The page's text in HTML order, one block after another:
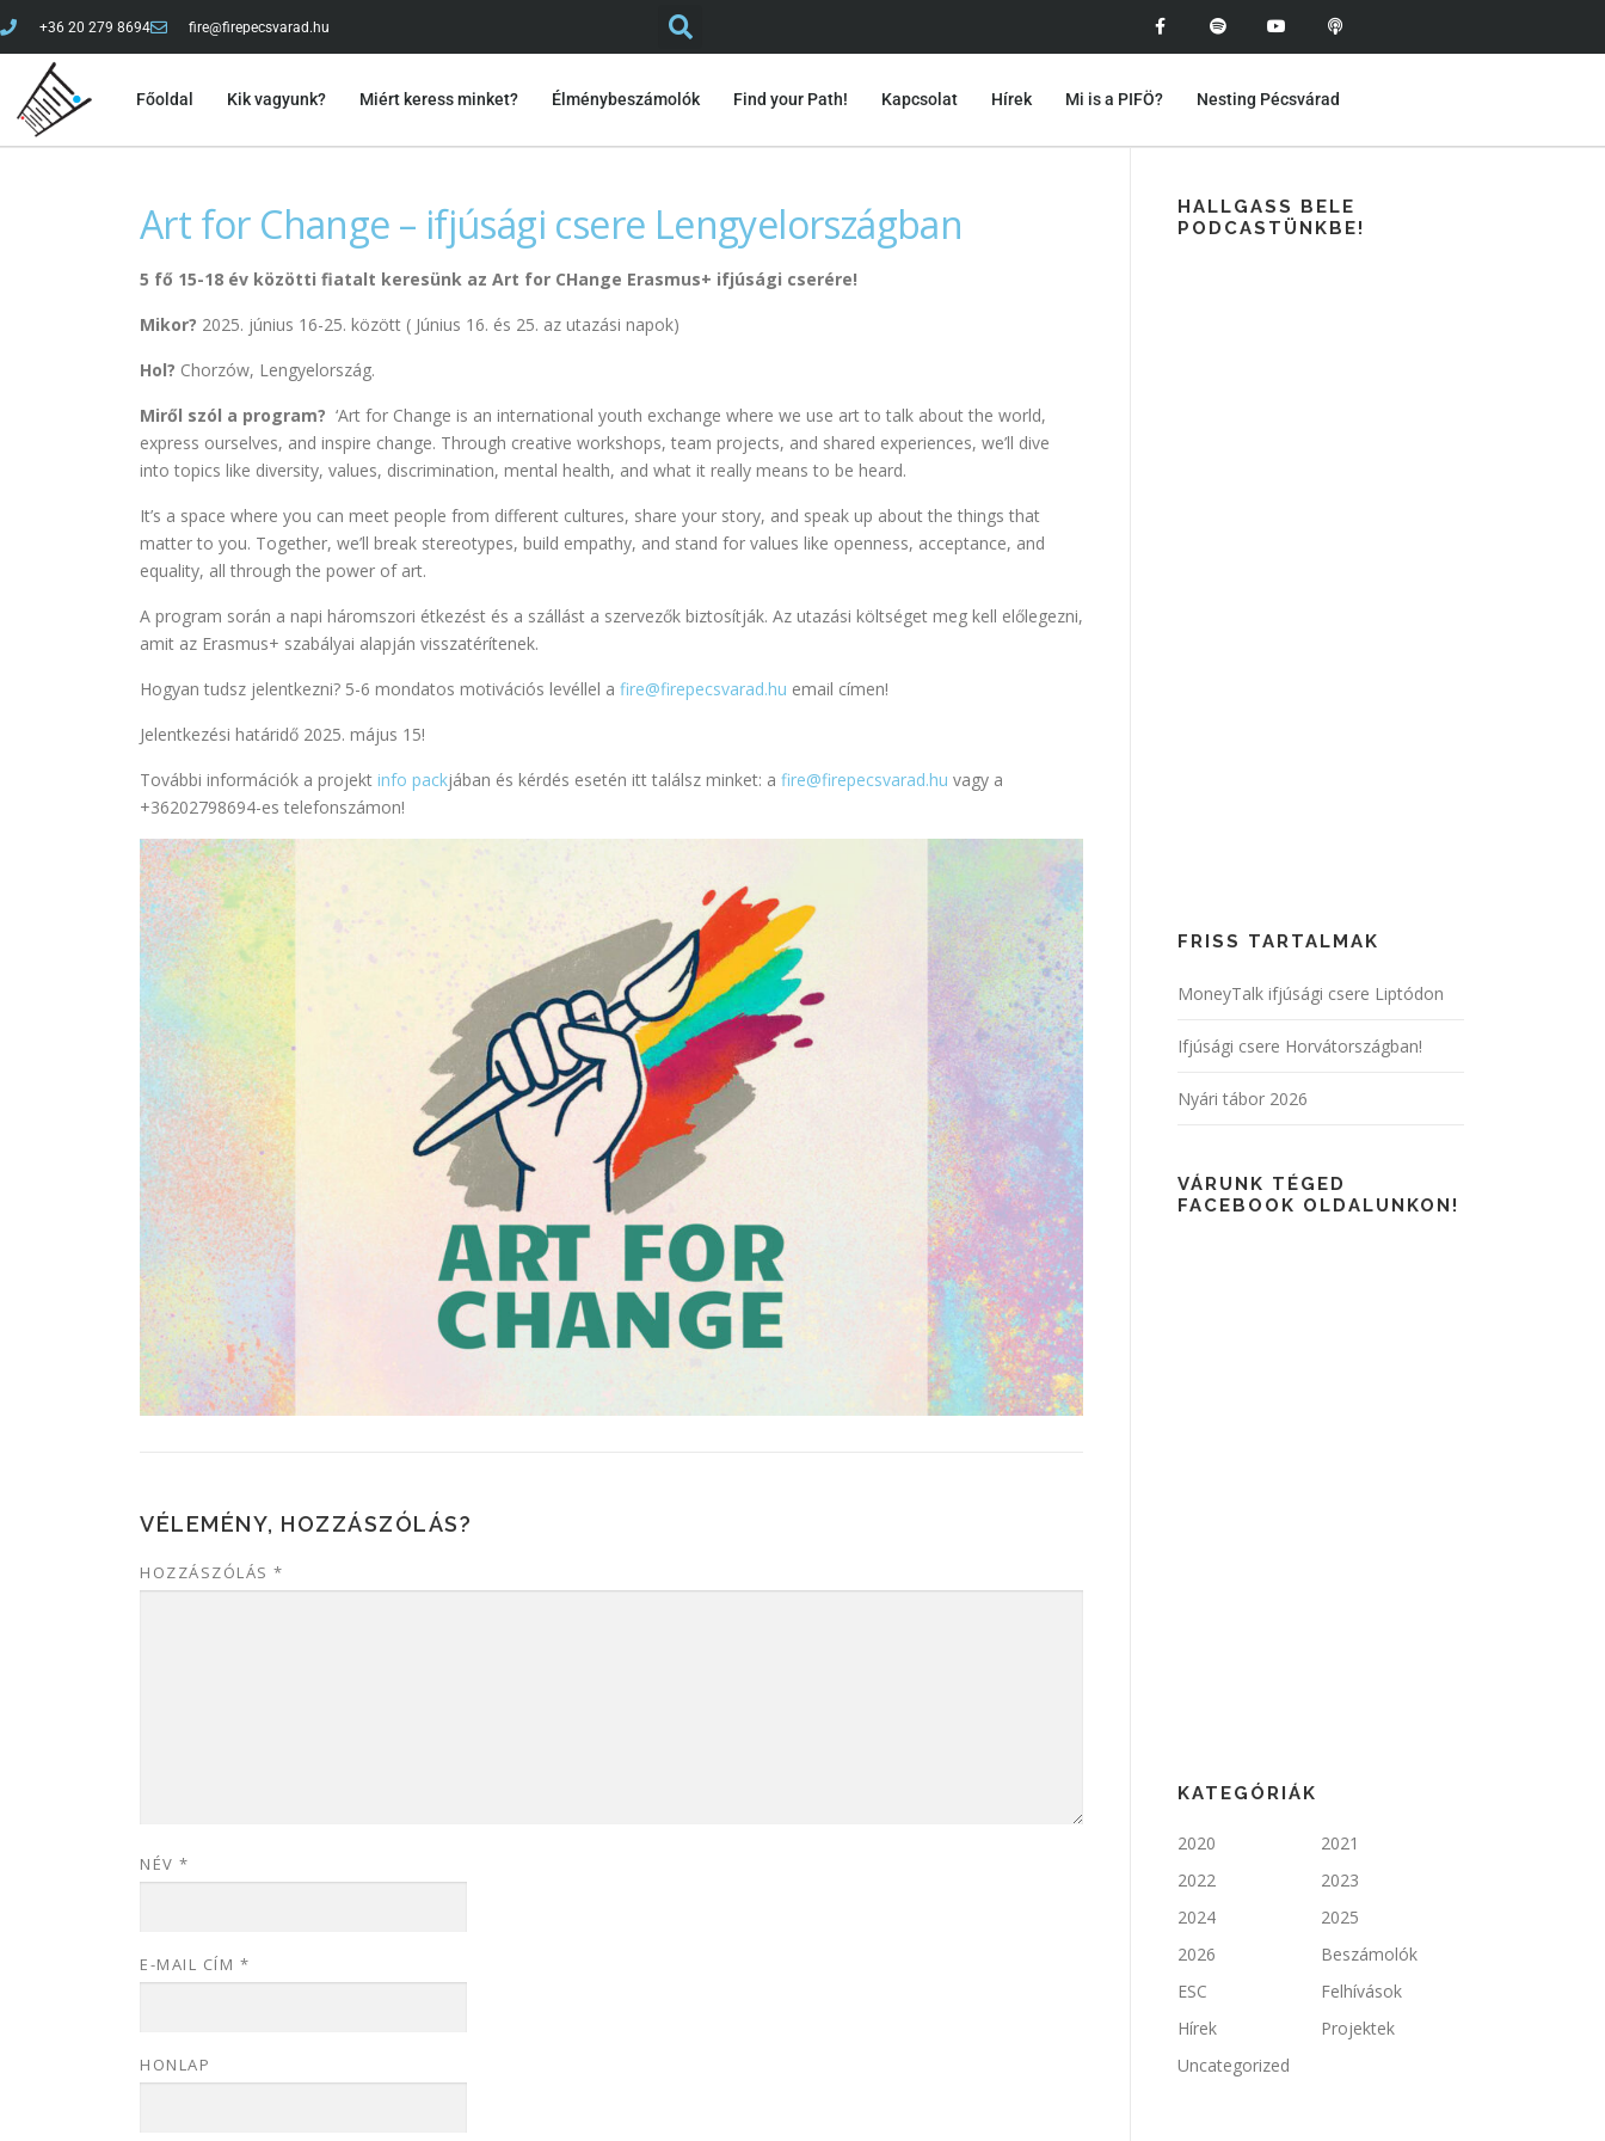
+36 20 279 8694 fire@firepecsvarad.hu
Főoldal Kik vagyunk? Miért keress minket? Élménybeszámolók Find your Path! Kapcsolat Hírek Mi is a PIFÖ? Nesting Pécsvárad
Art for Change – ifjúsági csere Lengyelországban
5 fő 15-18 év közötti fiatalt keresünk az Art for CHange Erasmus+ ifjúsági cserére!
Mikor? 2025. június 16-25. között ( Június 16. és 25. az utazási napok)
Hol? Chorzów, Lengyelország.
Miről szól a program? ‘Art for Change is an international youth exchange where we use art to talk about the world,
express ourselves, and inspire change. Through creative workshops, team projects, and shared experiences, we’ll dive
into topics like diversity, values, discrimination, mental health, and what it really means to be heard.
It’s a space where you can meet people from different cultures, share your story, and speak up about the things that
matter to you. Together, we’ll break stereotypes, build empathy, and stand for values like openness, acceptance, and
equality, all through the power of art.
A program során a napi háromszori étkezést és a szállást a szervezők biztosítják. Az utazási költséget meg kell előlegezni,
amit az Erasmus+ szabályai alapján visszatérítenek.
Hogyan tudsz jelentkezni? 5-6 mondatos motivációs levéllel a fire@firepecsvarad.hu email címen!
Jelentkezési határidő 2025. május 15!
További információk a projekt info packjában és kérdés esetén itt találsz minket: a fire@firepecsvarad.hu vagy a
+36202798694-es telefonszámon!
VÉLEMÉNY, HOZZÁSZÓLÁS?
HOZZÁSZÓLÁS *
NÉV *
E-MAIL CÍM *
HONLAP
HALLGASS BELE
PODCASTÜNKBE!
FRISS TARTALMAK
MoneyTalk ifjúsági csere Liptódon
Ifjúsági csere Horvátországban!
Nyári tábor 2026
VÁRUNK TÉGED
FACEBOOK OLDALUNKON!
KATEGÓRIÁK
2020
2021
2022
2023
2024
2025
2026
Beszámolók
ESC
Felhívások
Hírek
Projektek
Uncategorized